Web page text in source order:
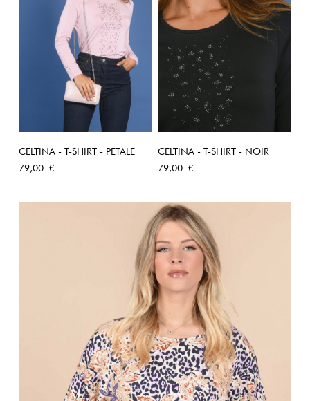
CELTINA - T-SHIRT - PETALE
Prix
79,00 €
CELTINA - T-SHIRT - NOIR
Prix
79,00 €